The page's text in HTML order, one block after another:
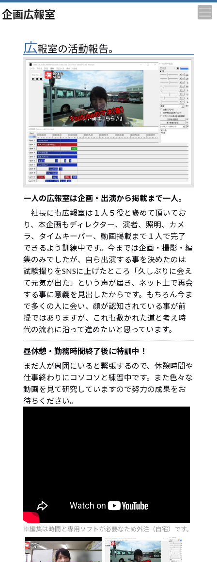
企画広報室
広報室の活動報告。
一人の広報室は企画・出演から掲載まで一人。
社長にも広報室は１人５役と褒めて頂いてお
り、本企画もディレクター、演者、照明、カメ
ラ、タイムキーパー、動画掲載まで１人で完了
できるよう訓練中です。今までは企画・撮影・編
集のみでしたが、自ら出演する事を決めたのは
試験撮りをSNSに上げたところ「久しぶりに会え
て元気が出た」という声が届き、ネット上で再会
する事に意義を見出したからです。もちろん今ま
で多くの人に会い、顔が認知されている事が前
提ではありますが、これも敷かれた道と考え時
代の流れに沿って進めたいと思っています。
昼休憩・勤務時間終了後に特訓中！
まだ人が周囲にいると緊張するので、休憩時間や
仕事終わりにコソコソと練習中です。また色々な
動画を見て研究していますので努力の成果をお
待ちください。
※編集は時間と専用ソフトが必要なため外注（自宅）です。